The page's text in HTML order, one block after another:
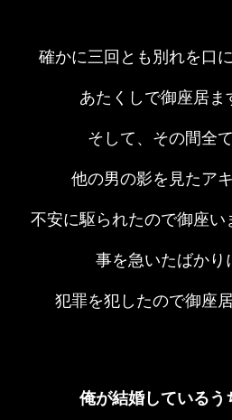
確かに三回とも別れを口
あたくしで御座居ま
そして、その間全
他の男の影を見たア
不安に駆られたので御座い
事を急いたばかり
犯罪を犯したので御座
俺が結婚しているう